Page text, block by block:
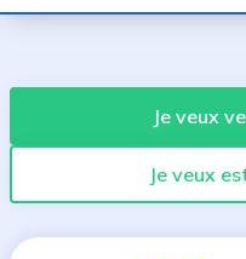
Je veux
Je veux